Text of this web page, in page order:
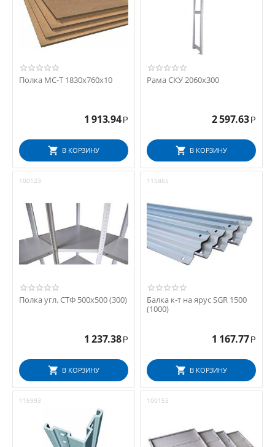
Полка МС-Т 1830х760х10
1 913.94 Р
В КОРЗИНУ
Рама СКУ 2060x300
2 597.63 Р
В КОРЗИНУ
100123
Полка угл. СТФ 500х500 (300)
1 237.38 Р
В КОРЗИНУ
115865
Балка к-т на ярус SGR 1500
(1000)
1 167.77 Р
В КОРЗИНУ
116993 100155